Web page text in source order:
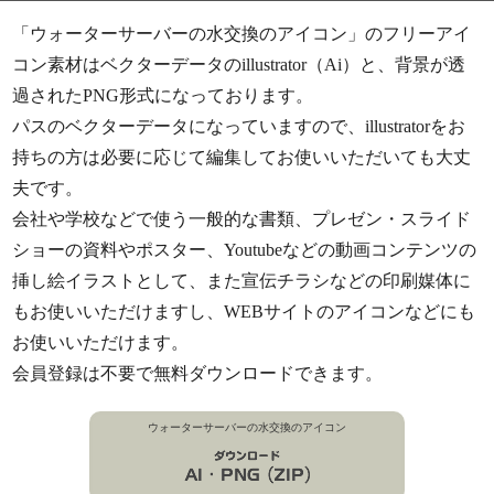
「ウォーターサーバーの水交換のアイコン」のフリーアイ
コン素材はベクターデータのillustrator（Ai）と、背景が透
過されたPNG形式になっております。
パスのベクターデータになっていますので、illustratorをお
持ちの方は必要に応じて編集してお使いいただいても大丈
夫です。
会社や学校などで使う一般的な書類、プレゼン・スライド
ショーの資料やポスター、Youtubeなどの動画コンテンツの
挿し絵イラストとして、また宣伝チラシなどの印刷媒体に
もお使いいただけますし、WEBサイトのアイコンなどにも
お使いいただけます。
会員登録は不要で無料ダウンロードできます。
ウォーターサーバーの水交換のアイコン